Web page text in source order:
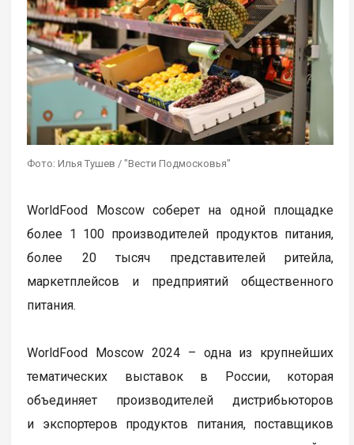
Фото: Илья Тушев / "Вести Подмосковья"
WorldFood Moscow соберет на одной площадке
более 1 100 производителей продуктов питания,
более 20 тысяч представителей ритейла,
маркетплейсов и предприятий общественного
питания.
WorldFood Moscow 2024 – одна из крупнейших
тематических выставок в России, которая
объединяет производителей дистрибьюторов
и экспортеров продуктов питания, поставщиков